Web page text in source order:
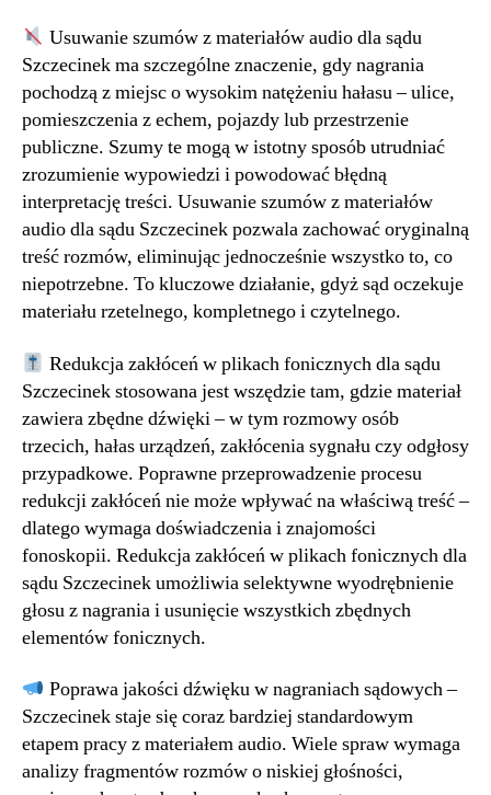
Usuwanie szumów z materiałów audio dla sądu
Szczecinek ma szczególne znaczenie, gdy nagrania
pochodzą z miejsc o wysokim natężeniu hałasu – ulice,
pomieszczenia z echem, pojazdy lub przestrzenie
publiczne. Szumy te mogą w istotny sposób utrudniać
zrozumienie wypowiedzi i powodować błędną
interpretację treści. Usuwanie szumów z materiałów
audio dla sądu Szczecinek pozwala zachować oryginalną
treść rozmów, eliminując jednocześnie wszystko to, co
niepotrzebne. To kluczowe działanie, gdyż sąd oczekuje
materiału rzetelnego, kompletnego i czytelnego.
Redukcja zakłóceń w plikach fonicznych dla sądu
Szczecinek stosowana jest wszędzie tam, gdzie materiał
zawiera zbędne dźwięki – w tym rozmowy osób
trzecich, hałas urządzeń, zakłócenia sygnału czy odgłosy
przypadkowe. Poprawne przeprowadzenie procesu
redukcji zakłóceń nie może wpływać na właściwą treść –
dlatego wymaga doświadczenia i znajomości
fonoskopii. Redukcja zakłóceń w plikach fonicznych dla
sądu Szczecinek umożliwia selektywne wyodrębnienie
głosu z nagrania i usunięcie wszystkich zbędnych
elementów fonicznych.
Poprawa jakości dźwięku w nagraniach sądowych –
Szczecinek staje się coraz bardziej standardowym
etapem pracy z materiałem audio. Wiele spraw wymaga
analizy fragmentów rozmów o niskiej głośności,